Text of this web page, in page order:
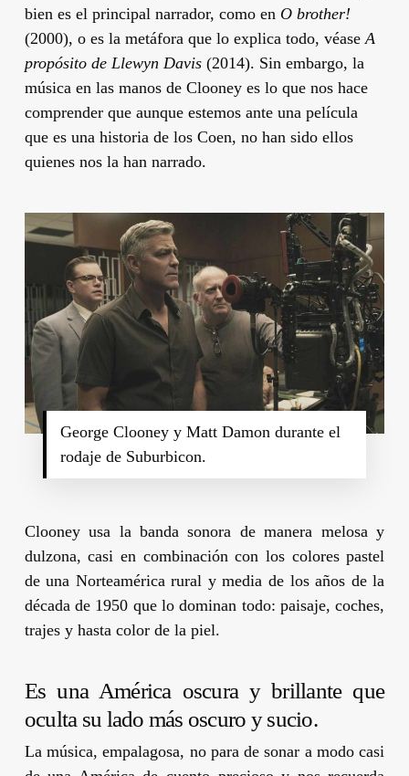
bien es el principal narrador, como en O brother!
(2000), o es la metáfora que lo explica todo, véase A
propósito de Llewyn Davis(2014). Sin embargo, la
música en las manos de Clooneyes lo que nos hace
comprender que aunque estemos ante una película
que es una historia de los Coen, no han sido ellos
quienes nos la han narrado.
George Clooney y Matt Damon durante el
rodaje de Suburbicon.
Clooneyusa la banda sonora de manera melosa y
dulzona, casi en combinación con los colores pastel
de una Norteamérica rural y media de los años de la
década de 1950 que lo dominan todo: paisaje, coches,
trajes y hasta color de la piel.
Es una América oscura y brillante que
oculta su lado más oscuro y sucio.
La música, empalagosa, no para de sonar a modo casi